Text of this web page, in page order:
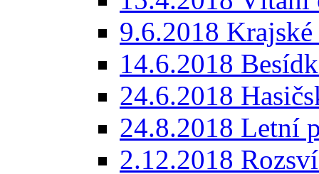
9.6.2018
14.6.2018
24.6.2018
24.8.2018 Letní
2.12.2018